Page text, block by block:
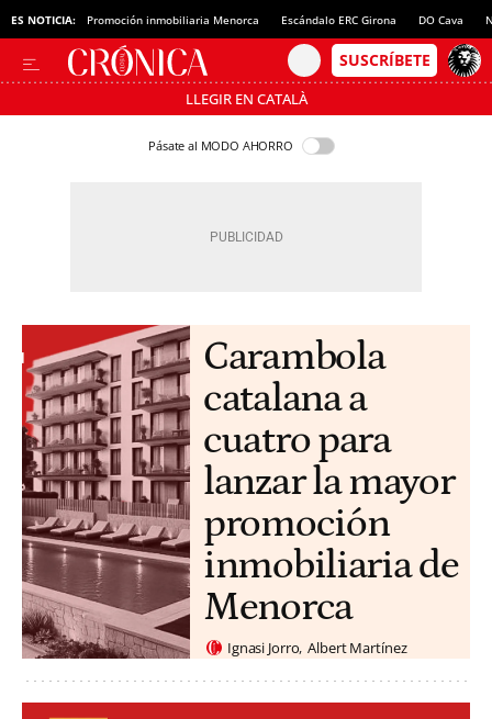
ES NOTICIA: Promoción inmobiliaria Menorca Escándalo ERC Girona DO Cava
LLEGIR EN CATALÀ
Pásate al MODO AHORRO
Carambola
catalana a
cuatro para
lanzar la mayor
promoción
inmobiliaria de
Menorca
Ignasi Jorro Albert Martínez